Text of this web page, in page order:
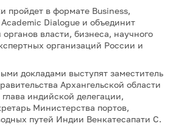
пройдет в формате Business,
Dialogue и объединит
органов власти, бизнеса, научного
организаций России и
докладами выступят заместитель
Архангельской области
индийской делегации,
Министерства портов,
путей Индии Венкатесапати С.